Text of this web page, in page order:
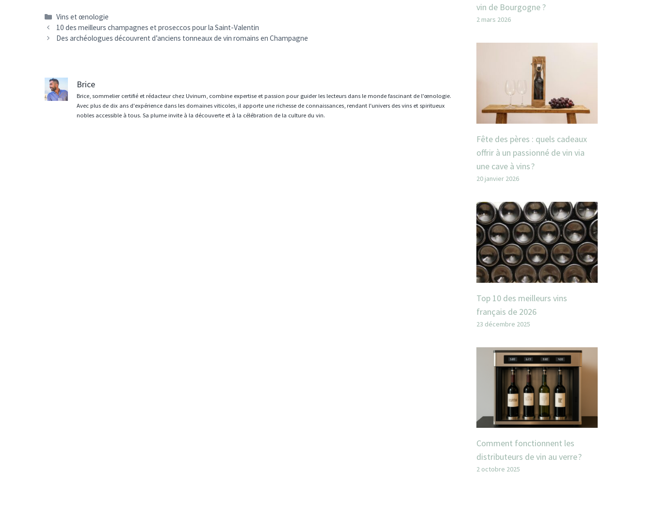
Catégories
Vins et œnologie
Navigation
des
10 des meilleurs champagnes et proseccos pour la Saint-Valentin
Des archéologues découvrent d’anciens tonneaux de vin romains en Champagne
Brice
Brice, sommelier certifié et rédacteur chez Uvinum, combine expertise et passion pour guider les lecteurs dans le monde fascinant de l'œnologie.
Avec plus de dix ans d'expérience dans les domaines viticoles, il apporte une richesse de connaissances, rendant l'univers des vins et spiritueux
nobles accessible à tous. Sa plume invite à la découverte et à la célébration de la culture du vin.
vin de Bourgogne ?
2 mars 2026
Fête des pères : quels cadeaux
offrir à un passionné de vin via
une cave à vins ?
20 janvier 2026
Top 10 des meilleurs vins
français de 2026
23 décembre 2025
Comment fonctionnent les
distributeurs de vin au verre ?
2 octobre 2025